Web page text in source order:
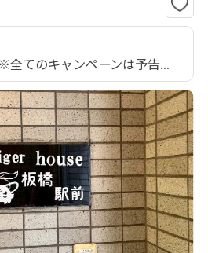
全てのキャンペーンは予告...